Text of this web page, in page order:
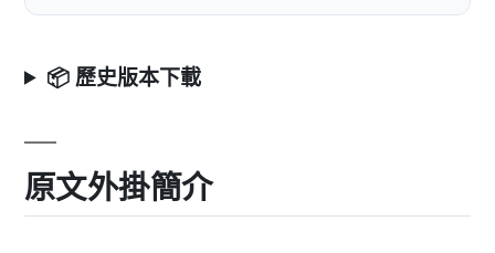
📦 歷史版本下載
原文外掛簡介